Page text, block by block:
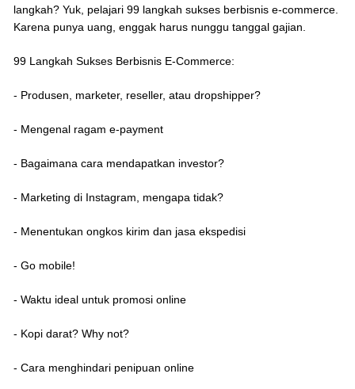
langkah? Yuk, pelajari 99 langkah sukses berbisnis e-commerce.
Karena punya uang, enggak harus nunggu tanggal gajian.
99 Langkah Sukses Berbisnis E-Commerce:
- Produsen, marketer, reseller, atau dropshipper?
- Mengenal ragam e-payment
- Bagaimana cara mendapatkan investor?
- Marketing di Instagram, mengapa tidak?
- Menentukan ongkos kirim dan jasa ekspedisi
- Go mobile!
- Waktu ideal untuk promosi online
- Kopi darat? Why not?
- Cara menghindari penipuan online